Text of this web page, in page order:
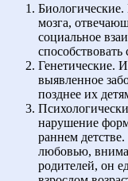
мозга,
социальное
Генетические.
выявленное
позднее их
нарушение
раннем
любовью,
родителей, он